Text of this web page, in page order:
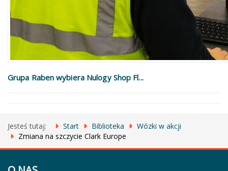
Grupa Raben wybiera Nulogy Shop Fl...
Jesteś tutaj: Start Biblioteka
Wózki w akcji
Zmiana na szczycie Clark Europe